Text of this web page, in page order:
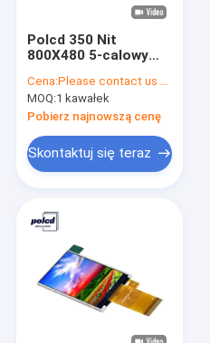
Polcd 350 Nit
800X480 5-calowy
bitowy wyświetlacz
RGB Ips Tft 153 * 153
Um
Cena:Please contact us for latest price
MOQ:1 kawałek
Pobierz najnowszą cenę
Skontaktuj się teraz